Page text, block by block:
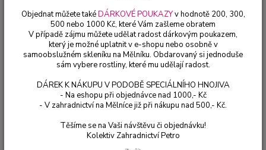
Objednat můžete takéDÁRKOVÉ POUKAZYv hodnotě 200, 300,
500 nebo 1000 Kč, které Vám zašleme obratem
V případě zájmu můžete udělat radost dárkovým poukazem,
který je možné uplatnit v e-shopu nebo osobně v
samoobslužném skleníku na Mělníku. Obdarovaný si jednoduše
sám vybere rostliny, které mu udělají radost.
DÁREK K NÁKUPU V PODOBĚ SPECIÁLNÍHO HNOJIVA
- Na eshopu při objednávce nad 1000,- Kč
- V zahradnictví na Mělníce již při nákupu nad 500,- Kč.
Těšíme se na Vaši návštěvu či objednávku!
Kolektiv Zahradnictví Petro